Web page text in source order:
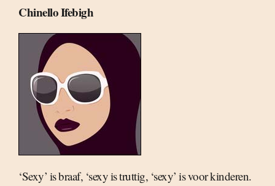
Chinello Ifebigh
‘Sexy’ is braaf, ‘sexy is truttig, ‘sexy’ is voor kinderen.